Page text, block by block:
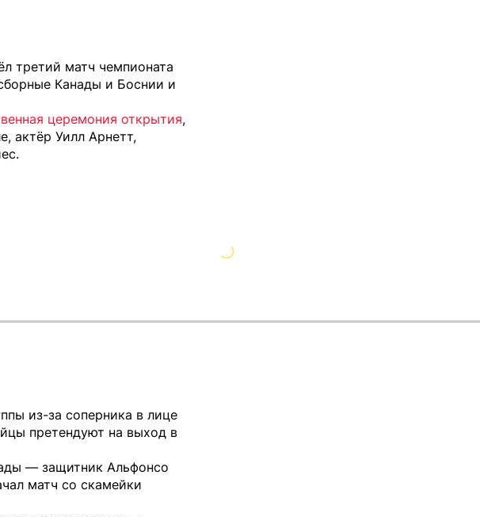
третий матч чемпионата
Канады и Боснии и
церемония открытия,
актёр Уилл Арнетт,
из-за соперника в лице
претендуют на выход в
— защитник Альфонсо
матч со скамейки